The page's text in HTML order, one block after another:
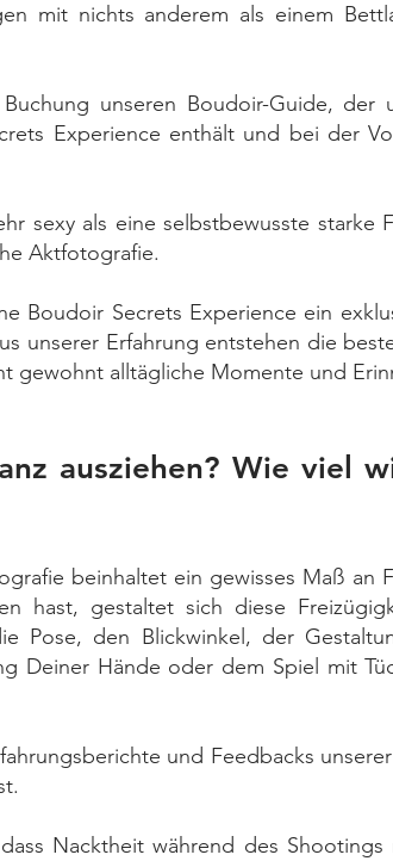
mit nichts anderem als einem
unseren Boudoir-Guide,
Experience enthält und bei der
sexy als eine selbstbewusste starke
Aktfotografie.
Boudoir Secrets Experience ein
unserer Erfahrung entstehen die
gewohnt alltägliche Momente und
ausziehen? Wie viel
beinhaltet ein gewisses Maß an
hast, gestaltet sich diese
Pose, den Blickwinkel, der
Deiner Hände oder dem Spiel mit
und Feedbacks
Nacktheit während des